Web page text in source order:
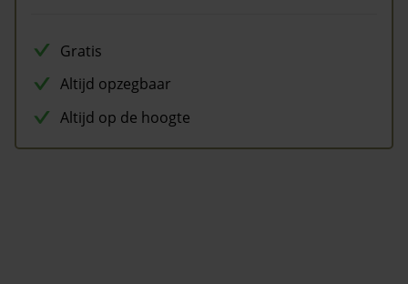
Gratis
Altijd opzegbaar
Altijd op de hoogte